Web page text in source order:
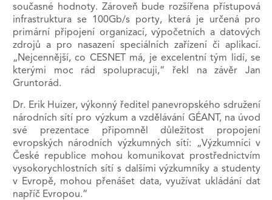
současné hodnoty. Zároveň bude rozšířena přístupová
infrastruktura se 100Gb/s porty, která je určená pro
primární připojení organizací, výpočetních a datových
zdrojů a pro nasazení speciálních zařízení či aplikací.
„Nejcennější, co CESNET má, je excelentní tým lidí, se
kterými moc rád spolupracuji,“ řekl na závěr Jan
Gruntorád.
Dr. Erik Huizer, výkonný ředitel panevropského sdružení
národních sítí pro výzkum a vzdělávání GÉANT, na úvod
své prezentace připomněl důležitost propojení
evropských národních výzkumných sítí: „Výzkumníci v
České republice mohou komunikovat prostřednictvím
vysokorychlostních sítí s dalšími výzkumníky a studenty
v Evropě, mohou přenášet data, využívat ukládání dat
napříč Evropou.“